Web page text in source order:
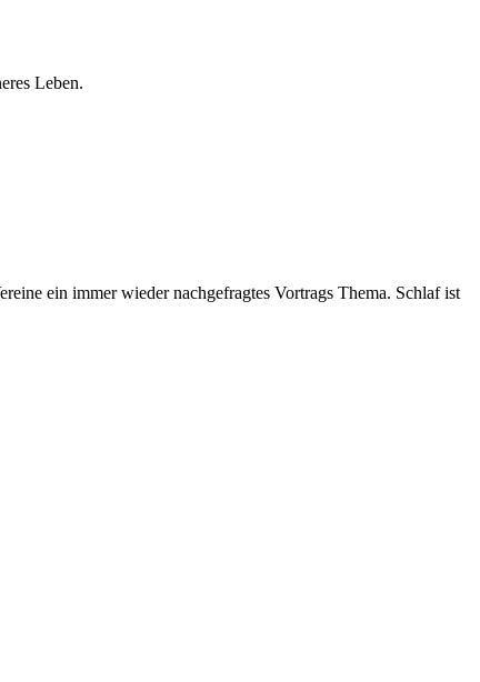
Leben.
ein immer wieder nachgefragtes Vortrags Thema. Schlaf ist